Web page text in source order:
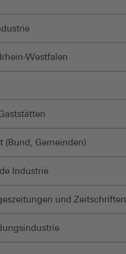
Westfalen
(Bund, Gemeinden)
Industrie
und Zeitschriften